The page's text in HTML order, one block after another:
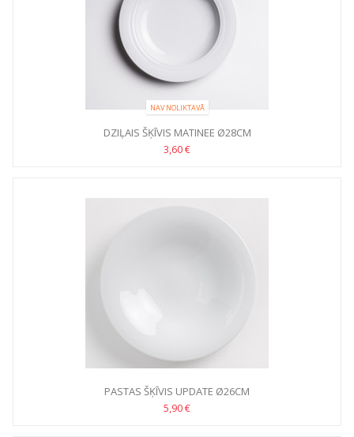
NAV NOLIKTAVĀ
DZIĻAIS ŠĶĪVIS MATINEE Ø28CM
3,60 €
PASTAS ŠĶĪVIS UPDATE Ø26CM
5,90 €